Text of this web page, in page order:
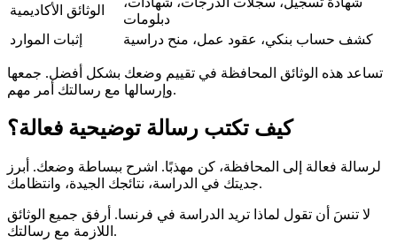
الوثائق الأكاديمية
دبلومات
إثبات الموارد
كشف حساب بنكي، عقود عمل، منح دراسية
تساعد هذه الوثائق المحافظة في تقييم وضعك بشكل أفضل. جمعها
وإرسالها مع رسالتك أمر مهم.
كيف تكتب رسالة توضيحية فعالة؟
لرسالة فعالة إلى المحافظة، كن مهذبًا. اشرح ببساطة وضعك. أبرز
جديتك في الدراسة، نتائجك الجيدة، وانتظامك.
لا تنسَ أن تقول لماذا تريد الدراسة في فرنسا. أرفق جميع الوثائق
اللازمة مع رسالتك.